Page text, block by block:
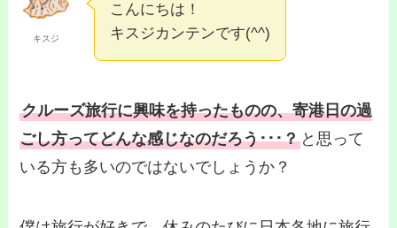
キスジ
こんにちは！
キスジカンテンです(^^)
クルーズ旅行に興味を持ったものの、寄港日の過
ごし方ってどんな感じなのだろう･･･？ と思って
いる方も多いのではないでしょうか？